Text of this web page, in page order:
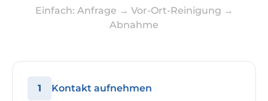
Einfach: Anfrage → Vor-Ort-Reinigung →
Abnahme
1 Kontakt aufnehmen